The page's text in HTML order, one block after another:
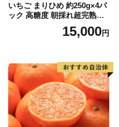
いちご まりひめ 約250g×4パ
ック 高糖度 朝採れ超完熟ま
りひめ 1月以降発送分
15,000円